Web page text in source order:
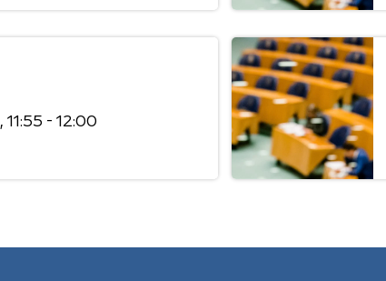
11:55 - 12:00